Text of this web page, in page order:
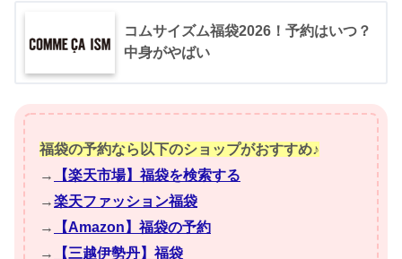
コムサイズム福袋2026！予約はいつ？
中身がやばい
福袋の予約なら以下のショップがおすすめ♪
→
【楽天市場】福袋を検索する
→楽天ファッション福袋
→
【Amazon】福袋の予約
→
【三越伊勢丹】福袋